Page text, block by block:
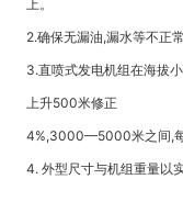
上。
2.确保无漏油,漏水等不正常
3.直喷式发电机组在海拔
上升500米修正
4%,3000—5000米之间,每
4. 外型尺寸与机组重量以